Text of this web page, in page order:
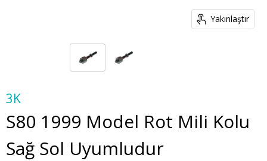
Yakınlaştır
3K
S80 1999 Model Rot Mili Kolu
Sağ Sol Uyumludur